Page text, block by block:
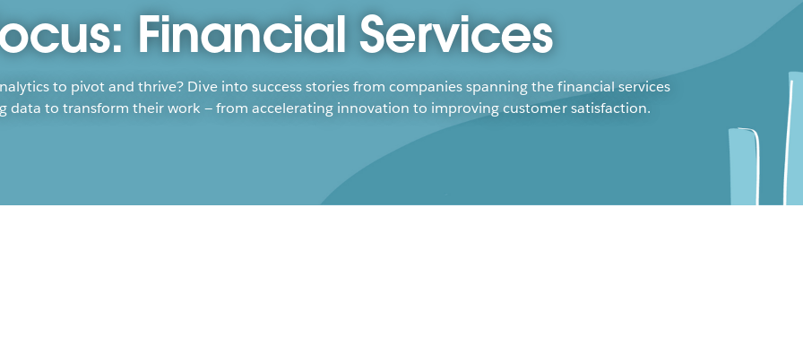
Financial Services
to pivot and thrive? Dive into success stories from companies spanning the financial services
data to transform their work — from accelerating innovation to improving customer satisfaction.